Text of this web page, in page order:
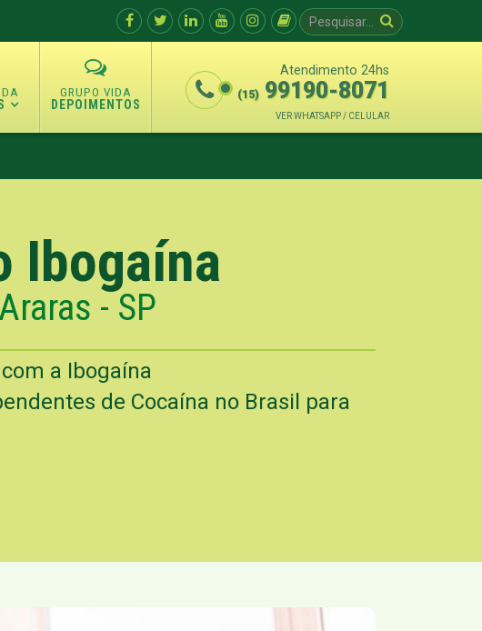
DEPOIMENTOS
Atendimento 24hs
(15) 99190-8071
VER WHATSAPP / CELULAR
Ibogaína
- SP
a Ibogaína
de Cocaína no Brasil para